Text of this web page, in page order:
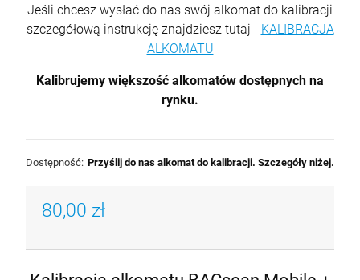
Jeśli chcesz wysłać do nas swój alkomat do kalibracji
szczegółową instrukcję znajdziesz tutaj - KALIBRACJA
ALKOMATU
Kalibrujemy większość alkomatów dostępnych na
rynku.
Dostępność: Przyślij do nas alkomat do kalibracji. Szczegóły niżej.
80,00 zł